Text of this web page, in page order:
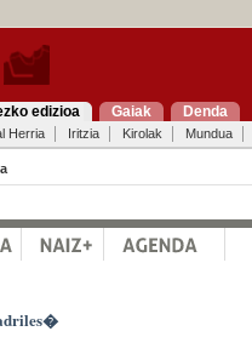
edizioa Gaiak Denda
Herria Iritzia Kirolak Mundua